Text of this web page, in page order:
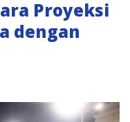
Proyeksi
dengan